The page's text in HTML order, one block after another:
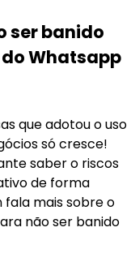
ser banido
Whatsapp
que adotou o uso
só cresce!
saber o riscos
de forma
fala mais sobre o
não ser banido